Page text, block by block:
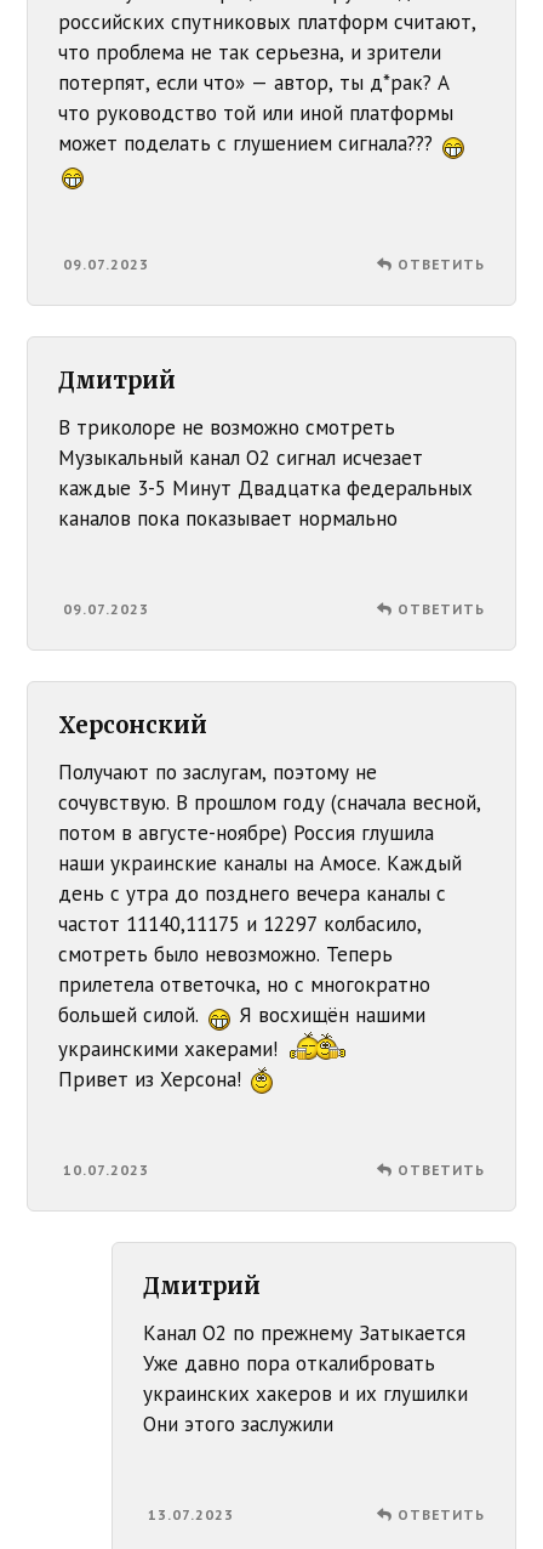
российских спутниковых платформ считают,
что проблема не так серьезна, и зрители
потерпят, если что» — автор, ты д*рак? А
что руководство той или иной платформы
может поделать с глушением сигнала???
09.07.2023 ОТВЕТИТЬ
Дмитрий
В триколоре не возможно смотреть
Музыкальный канал О2 сигнал исчезает
каждые 3-5 Минут Двадцатка федеральных
каналов пока показывает нормально
09.07.2023 ОТВЕТИТЬ
Херсонский
Получают по заслугам, поэтому не
сочувствую. В прошлом году (сначала весной,
потом в августе-ноябре) Россия глушила
наши украинские каналы на Амосе. Каждый
день с утра до позднего вечера каналы с
частот 11140,11175 и 12297 колбасило,
смотреть было невозможно. Теперь
прилетела ответочка, но с многократно
большей силой.
Я восхищён нашими
украинскими хакерами!
Привет из Херсона!
10.07.2023 ОТВЕТИТЬ
Дмитрий
Канал О2 по прежнему Затыкается
Уже давно пора откалибровать
украинских хакеров и их глушилки
Они этого заслужили
13.07.2023 ОТВЕТИТЬ